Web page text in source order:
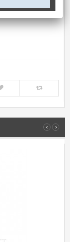
‹ ›